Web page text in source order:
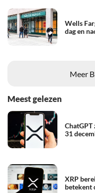
Wells
dag en
Meer
Meest gelezen
31
XRP
betekent